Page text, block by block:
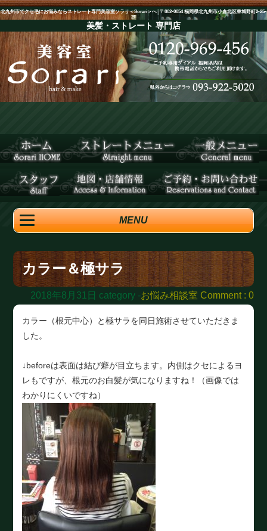
北九州市でクセ毛にお悩みならストレート専門美容室ソラリ＜Sorari＞へ│〒802-0054 福岡県北九州市小倉北区東城野町2-25-
2F
美髪・ストレート 専門店
MENU
カラー＆極サラ
2018年8月31日 category -お悩み相談室 Comment : 0
カラー（根元中心）と極サラを同日施術させていただきま
した。
↓beforeは表面は結び癖が目立ちます。内側はクセによるヨ
レもですが、根元のお白髪が気になりますね！（画像では
わかりにくいですね）